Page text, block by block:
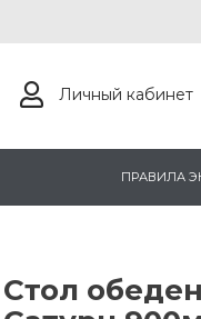
Личный кабинет
ПРАВИЛА
Стол